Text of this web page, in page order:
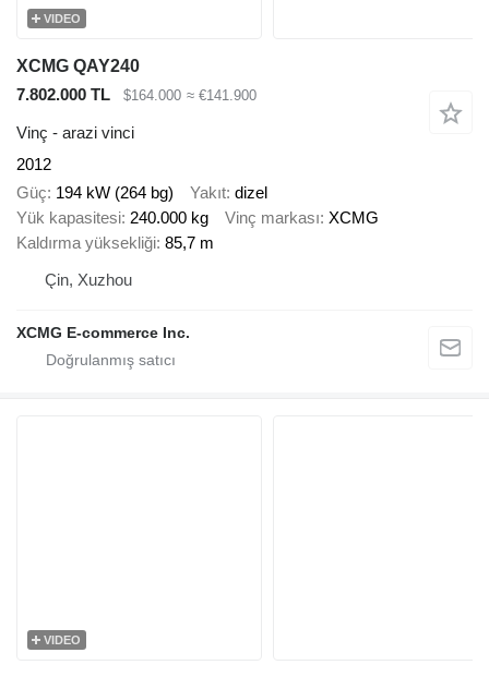
VIDEO
XCMG QAY240
7.802.000 TL
$164.000 ≈ €141.900
Vinç - arazi vinci
2012
Güç 194 kW (264 bg) Yakıt dizel
Yük kapasitesi 240.000 kg Vinç markası XCMG
Kaldırma yüksekliği 85,7 m
Çin, Xuzhou
XCMG E-commerce Inc.
VIDEO